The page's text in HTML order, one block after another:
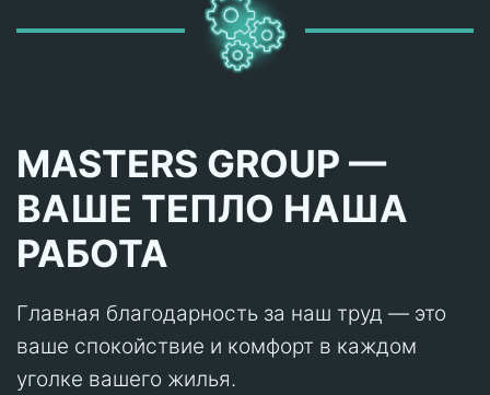
MASTERS GROUP —
ВАШЕ ТЕПЛО НАША
РАБОТА
Главная благодарность за наш труд — это
ваше спокойствие и комфорт в каждом
уголке вашего жилья.